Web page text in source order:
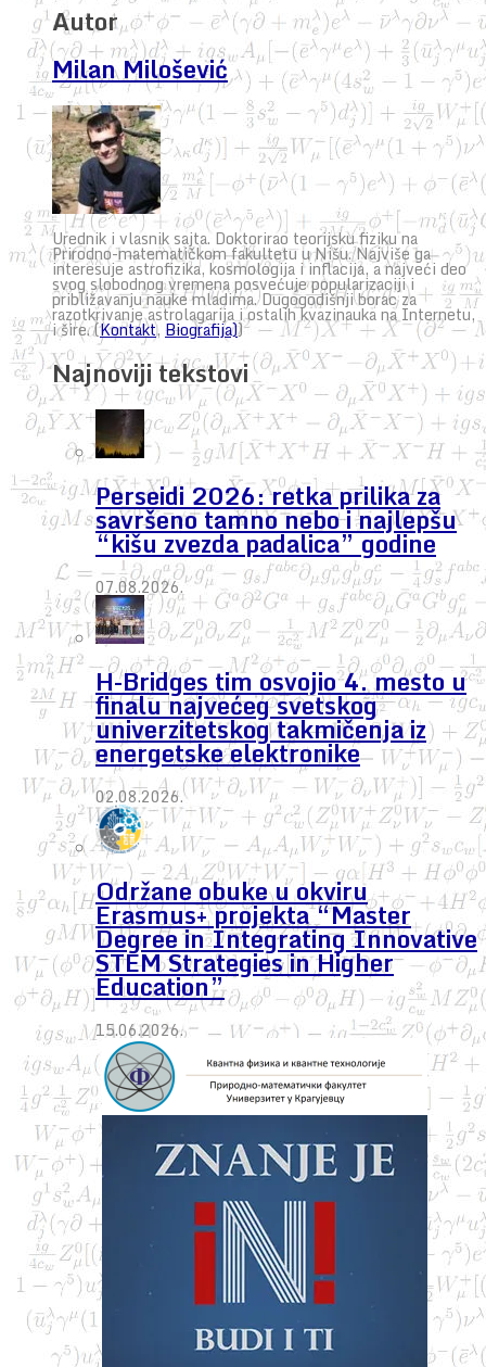
Autor
Milan Milošević
Urednik i vlasnik sajta. Doktorirao teorijsku fiziku na
Prirodno-matematičkom fakultetu u Nišu. Najviše ga
interesuje astrofizika, kosmologija i inflacija, a najveći deo
svog slobodnog vremena posvećuje popularizaciji i
približavanju nauke mladima. Dugogodišnji borac za
razotkrivanje astrolagarija i ostalih kvazinauka na Internetu,
i šire. (Kontakt, Biografija))
Najnoviji tekstovi
Perseidi 2026: retka prilika za
savršeno tamno nebo i najlepšu
“kišu zvezda padalica” godine
07.08.2026.
H-Bridges tim osvojio 4. mesto u
finalu najvećeg svetskog
univerzitetskog takmičenja iz
energetske elektronike
02.08.2026.
Održane obuke u okviru
Erasmus+ projekta “Master
Degree in Integrating Innovative
STEM Strategies in Higher
Education”
15.06.2026.